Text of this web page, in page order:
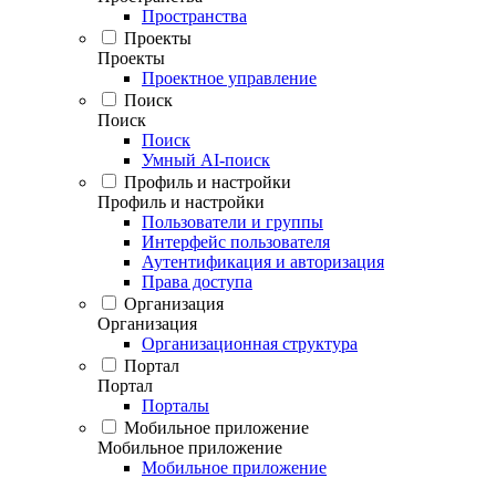
Пространства
Проекты
Проекты
Проектное управление
Поиск
Поиск
Поиск
Умный AI-поиск
Профиль и настройки
Профиль и настройки
Пользователи и группы
Интерфейс пользователя
Аутентификация и авторизация
Права доступа
Организация
Организация
Организационная структура
Портал
Портал
Порталы
Мобильное приложение
Мобильное приложение
Мобильное приложение